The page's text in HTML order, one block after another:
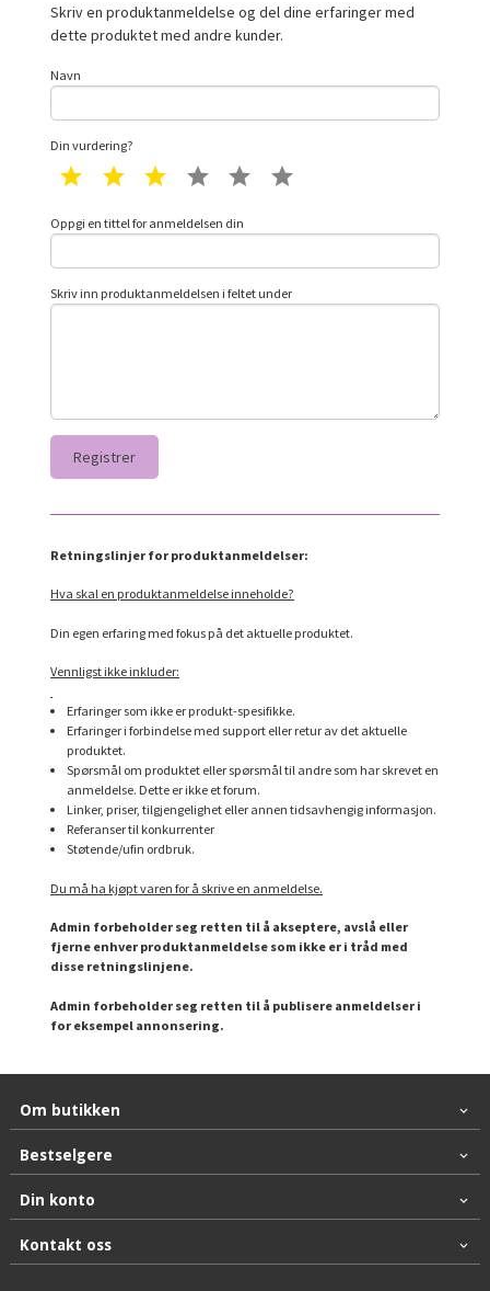
Skriv en produktanmeldelse og del dine erfaringer med
dette produktet med andre kunder.
Navn
Din vurdering?
1 star 2 star 3 star 4 star 5 star
Oppgi en tittel for anmeldelsen din
Skriv inn produktanmeldelsen i feltet under
Retningslinjer for produktanmeldelser:
Hva skal en produktanmeldelse inneholde?
Din egen erfaring med fokus på det aktuelle produktet.
Vennligst ikke inkluder:
Erfaringer som ikke er produkt-spesifikke.
Erfaringer i forbindelse med support eller retur av det aktuelle
produktet.
Spørsmål om produktet eller spørsmål til andre som har skrevet en
anmeldelse. Dette er ikke et forum.
Linker, priser, tilgjengelighet eller annen tidsavhengig informasjon.
Referanser til konkurrenter
Støtende/ufin ordbruk.
Du må ha kjøpt varen for å skrive en anmeldelse.
Admin forbeholder seg retten til å akseptere, avslå eller
fjerne enhver produktanmeldelse som ikke er i tråd med
disse retningslinjene.
Admin forbeholder seg retten til å publisere anmeldelser i
for eksempel annonsering.
Om butikken
Bestselgere
Din konto
Kontakt oss